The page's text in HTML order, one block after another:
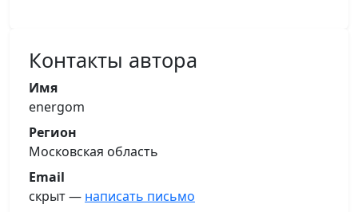
Контакты автора
Имя
energom
Регион
Московская область
Email
скрыт — написать письмо